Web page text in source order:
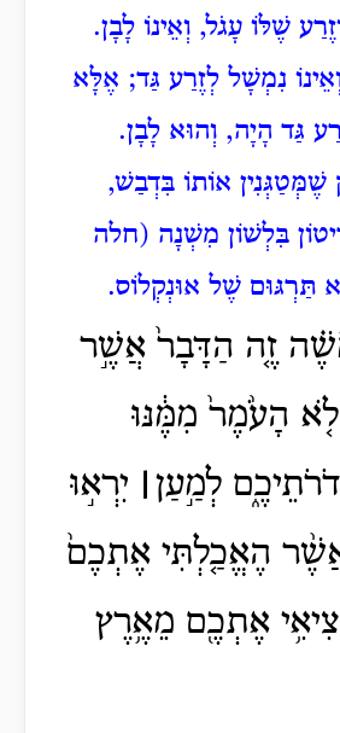
שֶׁלּוֹ עָגֹל, וְאֵינוֹ לָבָן.
נִמְשָׁל לְזֶרַע גַּד; אֶלָּא
גַּד הָיָה, וְהוּא לָבָן.
אוֹתוֹ בִּדְבַשׁ,
בִּלְשׁוֹן מִשְׁנָה (חלה
תַּרְגּוּם שֶׁל אוּנְקְלוֹס.
זֶ֤ה הַדָּבָר֙ אֲשֶׁ֣ר
הָעֹ֙מֶר֙ מִמֶּ֔נּוּ
לְמַ֣עַן
יִרְא֣וּ
הֶאֱכַ֤לְתִּי אֶתְכֶם֙
אֶתְכֶ֖ם מֵאֶ֥רֶץ